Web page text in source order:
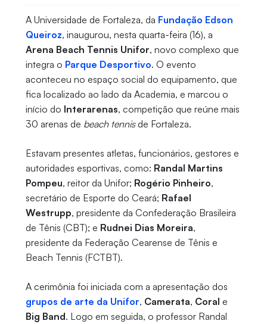
A Universidade de Fortaleza, da Fundação Edson
Queiroz, inaugurou, nesta quarta-feira (16), a
Arena Beach Tennis Unifor, novo complexo que
integra o Parque Desportivo. O evento
aconteceu no espaço social do equipamento, que
fica localizado ao lado da Academia, e marcou o
início do Interarenas, competição que reúne mais
30 arenas de beach tennisde Fortaleza.
Estavam presentes atletas, funcionários, gestores e
autoridades esportivas, como: Randal Martins
Pompeu, reitor da Unifor; Rogério Pinheiro,
secretário de Esporte do Ceará; Rafael
Westrupp, presidente da Confederação Brasileira
de Tênis (CBT); e Rudnei Dias Moreira,
presidente da Federação Cearense de Tênis e
Beach Tennis (FCTBT).
A cerimônia foi iniciada com a apresentação dos
grupos de arte da Unifor, Camerata, Coral e
Big Band. Logo em seguida, o professor Randal